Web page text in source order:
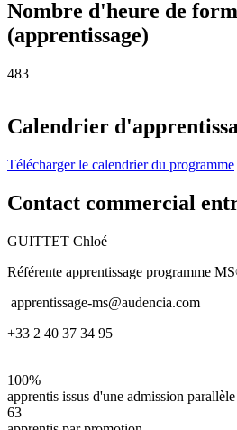
Nombre d'heure de
(apprentissage)
483
Calendrier
Télécharger le calendrier du programme
Contact commercial
GUITTET Chloé
Référente apprentissage programme
apprentissage-ms@audencia.com
+33 2 40 37 34 95
100%
apprentis issus d'une admission parallèle
63